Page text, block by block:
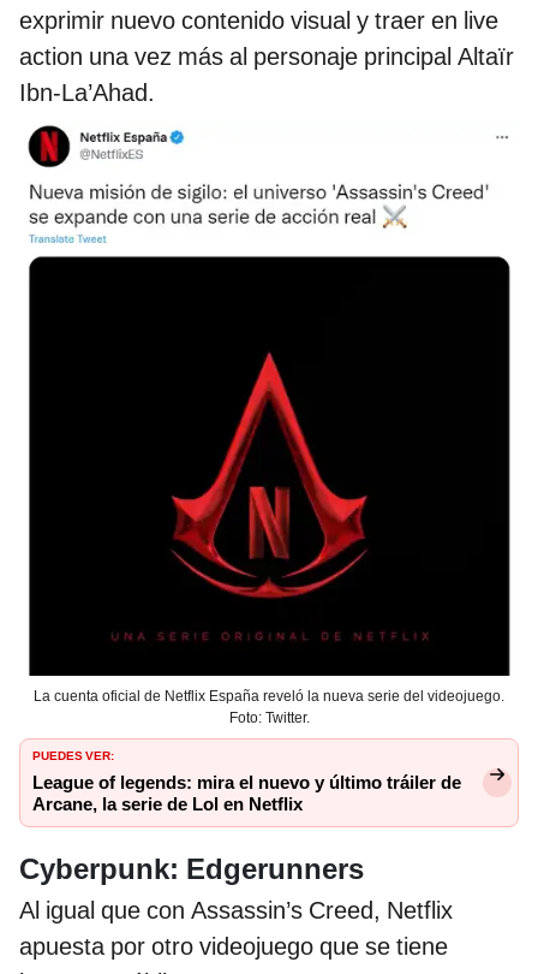
exprimir nuevo contenido visual y traer en live
action una vez más al personaje principal Altaïr
Ibn-La’Ahad.
La cuenta oficial de Netflix España reveló la nueva serie del videojuego.
Foto: Twitter.
PUEDES VER:
League of legends: mira el nuevo y último tráiler de
Arcane, la serie de Lol en Netflix
Cyberpunk: Edgerunners
Al igual que con Assassin’s Creed, Netflix
apuesta por otro videojuego que se tiene